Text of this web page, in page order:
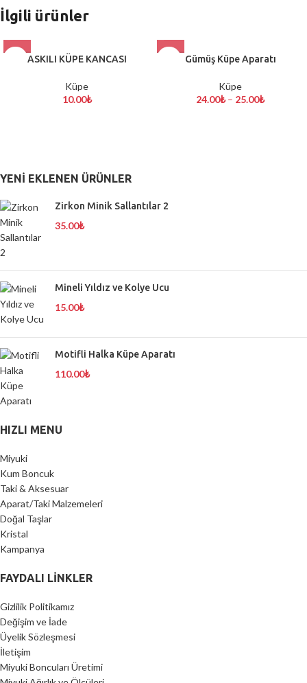
İlgili ürünler
ASKILI KÜPE KANCASI
Küpe
10.00₺
Gümüş Küpe Aparatı
Küpe
24.00₺ – 25.00₺
YENI EKLENEN ÜRÜNLER
Zirkon Minik Sallantılar 2
35.00₺
Mineli Yıldız ve Kolye Ucu
15.00₺
Motifli Halka Küpe Aparatı
110.00₺
HIZLI MENU
Miyuki
Kum Boncuk
Taki & Aksesuar
Aparat/Taki Malzemeleri
Doğal Taşlar
Kristal
Kampanya
FAYDALI LİNKLER
Gizlilik Politikamız
Değişim ve İade
Üyelik Sözleşmesi
İletişim
Miyuki Boncuları Üretimi